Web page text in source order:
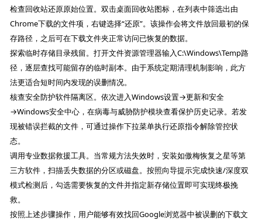
检查回收站还原原始位置。双击桌面回收站图标，在列表中筛选出由
Chrome下载的文件项，右键选择“还原”。该操作会将文件放回最初的保
存路径，之后可在下载文件夹正常访问已恢复的数据。
探索临时存储目录残留。打开文件资源管理器输入C:\Windows\Temp路
径，逐层查找可能留存的临时副本。由于系统定期清理机制影响，此方
法更适合短时间内发现的误删情况。
核查安全防护软件隔离区。依次进入Windows设置→更新和安全
→Windows安全中心，在病毒与威胁防护模块查看保护历史记录。若发
现被错误拦截的文件，可通过操作下拉菜单执行还原指令解除管控状
态。
调用专业数据救援工具。当常规方法失效时，安装如傲梅恢复之星等第
三方软件，扫描丢失数据的分区或磁盘。按照向导提示完成快速/深度双
模式检测后，勾选需要恢复的文件并指定新存储位置即可实现终极挽
救。
按照上述步骤操作，用户能够有效找回Google浏览器中被误删的下载文